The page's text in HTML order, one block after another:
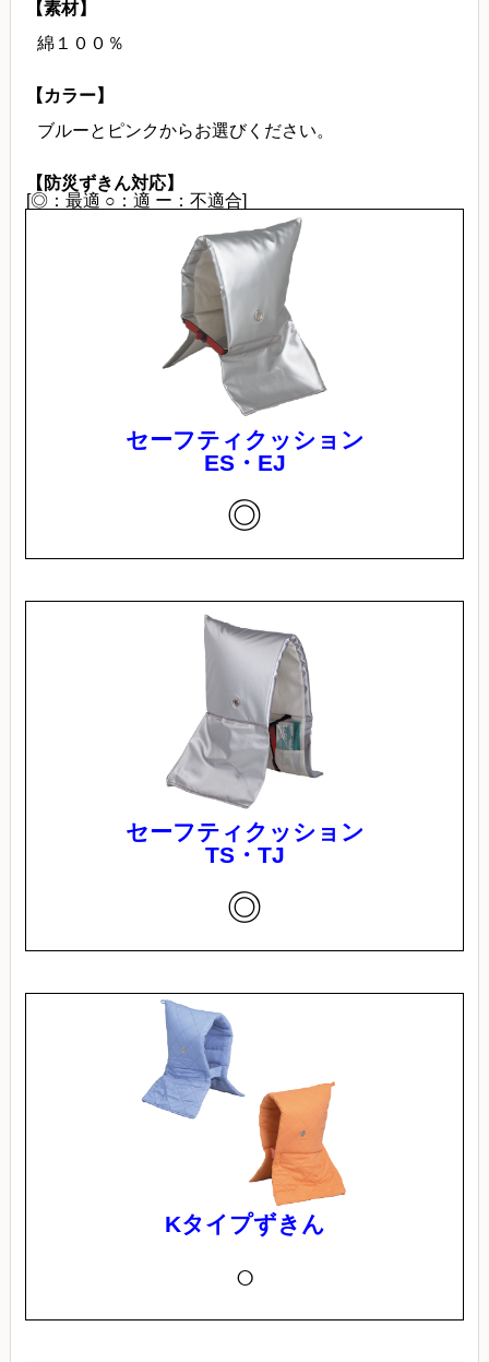
【素材】
綿１００％
【カラー】
ブルーとピンクからお選びください。
【防災ずきん対応】
[◎：最適 ○：適 ー：不適合]
セーフティクッション
ES・EJ
◎
セーフティクッション
TS・TJ
◎
Kタイプずきん
○